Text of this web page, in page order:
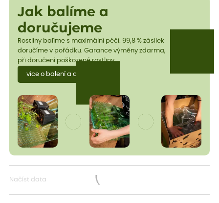
Jak balíme a
doručujeme
Rostliny balíme s maximální péčí. 99,8 % zásilek
doručíme v pořádku. Garance výměny zdarma,
při doručení poškozené rostliny.
více o balení a dopravě
Načíst data